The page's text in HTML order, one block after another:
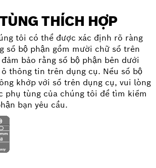
THÍCH HỢP
tôi có thể được xác định rõ ràng
số bộ phận gồm mười chữ số trên
bảo rằng số bộ phận bên dưới
thông tin trên dụng cụ. Nếu số bộ
khớp với số trên dụng cụ, vui lòng
phụ tùng của chúng tôi để tìm kiếm
bạn yêu cầu.